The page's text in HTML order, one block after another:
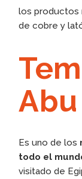
los productos
de cobre y
Es uno de los
todo el
visitado de